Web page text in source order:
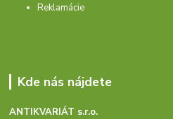
Reklamácie
Kde nás nájdete
ANTIKVARIÁT s.r.o.